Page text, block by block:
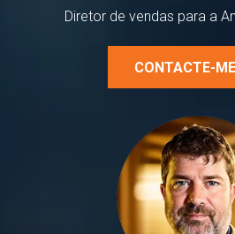
Diretor de vendas para a
CONTACTE-ME